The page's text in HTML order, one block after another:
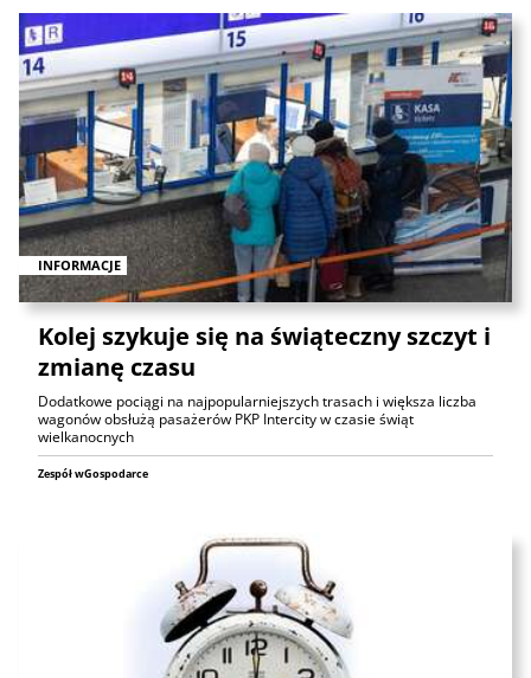
INFORMACJE
Kolej szykuje się na świąteczny szczyt i
zmianę czasu
Dodatkowe pociągi na najpopularniejszych trasach i większa liczba
wagonów obsłużą pasażerów PKP Intercity w czasie świąt
wielkanocnych
Zespół wGospodarce